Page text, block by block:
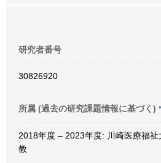
研究者番号
30826920
所属 (過去の研究課題情報に基づく)
2018年度 – 2023年度: 川崎医療福
教